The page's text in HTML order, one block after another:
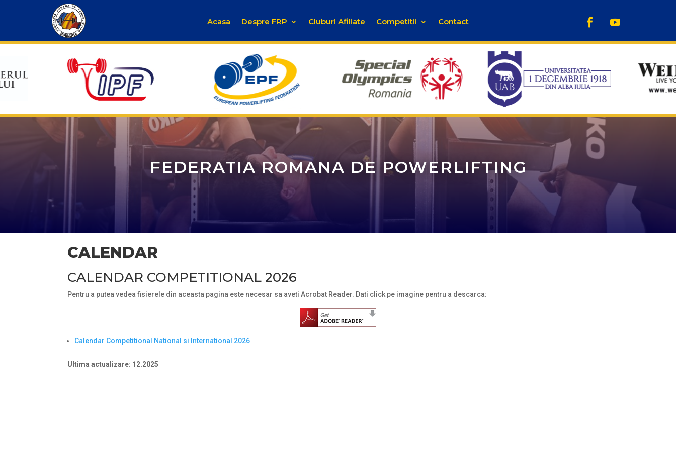
Acasa Despre FRP Cluburi Afiliate Competitii Contact
FEDERATIA ROMANA DE POWERLIFTING
CALENDAR
CALENDAR COMPETITIONAL 2026
Pentru a putea vedea fisierele din aceasta pagina este necesar sa aveti Acrobat Reader. Dati click pe imagine pentru a descarca:
Calendar Competitional National si International 2026
Ultima actualizare: 12.2025